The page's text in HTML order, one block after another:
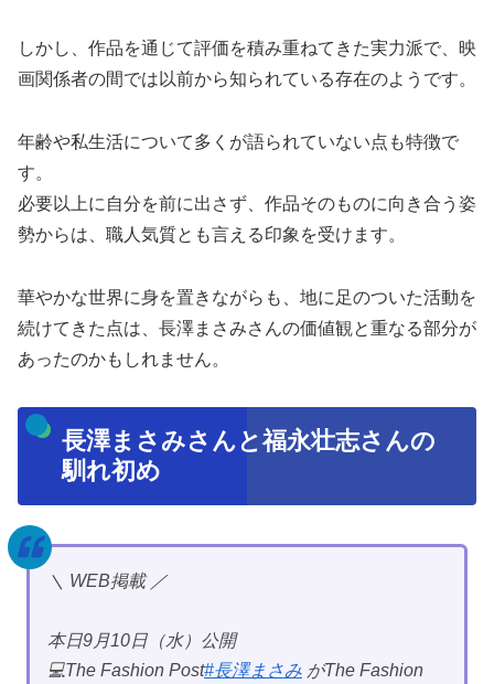
しかし、作品を通じて評価を積み重ねてきた実力派で、映
画関係者の間では以前から知られている存在のようです。
年齢や私生活について多くが語られていない点も特徴で
す。
必要以上に自分を前に出さず、作品そのものに向き合う姿
勢からは、職人気質とも言える印象を受けます。
華やかな世界に身を置きながらも、地に足のついた活動を
続けてきた点は、長澤まさみさんの価値観と重なる部分が
あったのかもしれません。
長澤まさみさんと福永壮志さんの
馴れ初め
＼ WEB掲載 ／
本日9月10日（水）公開
💻The Fashion Post#長澤まさみ がThe Fashion